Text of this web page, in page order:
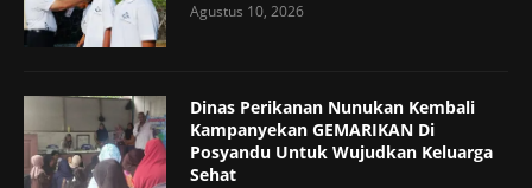
Agustus 10, 2026
Dinas Perikanan Nunukan Kembali
Kampanyekan GEMARIKAN Di
Posyandu Untuk Wujudkan Keluarga
Sehat